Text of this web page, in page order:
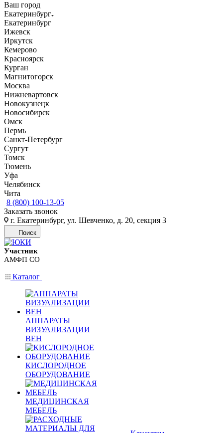
Ваш город
Екатеринбург
Екатеринбург
Ижевск
Иркутск
Кемерово
Красноярск
Курган
Магнитогорск
Москва
Нижневартовск
Новокузнецк
Новосибирск
Омск
Пермь
Санкт-Петербург
Сургут
Томск
Тюмень
Уфа
Челябинск
Чита
8 (800) 100-13-05
Заказать звонок
г. Екатеринбург, ул. Шевченко, д. 20, секция 3
Поиск
Участник
АМФП СО
Каталог
АППАРАТЫ
ВИЗУАЛИЗАЦИИ
ВЕН
КИСЛОРОДНОЕ
ОБОРУДОВАНИЕ
МЕДИЦИНСКАЯ
МЕБЕЛЬ